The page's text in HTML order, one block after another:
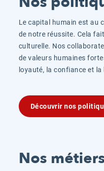
Le capital humain est au
de notre réussite. Cela
culturelle. Nos
de valeurs humaines
loyauté, la confiance et la
Découvrir nos
Nos